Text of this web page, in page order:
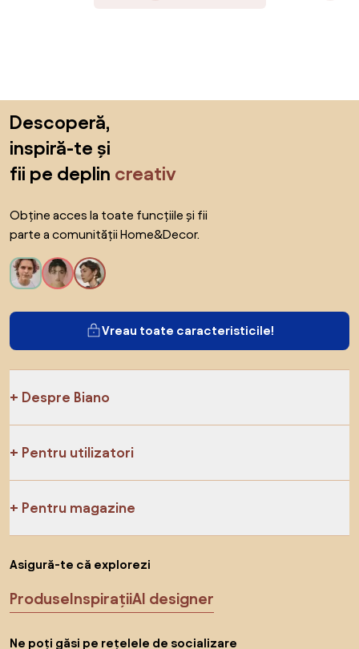
Descoperă,
inspiră-te și
fii pe deplin creativ
Obține acces la toate funcțiile și fii
parte a comunității Home&Decor.
Vreau toate caracteristicile!
Despre Biano
Pentru utilizatori
Pentru magazine
Asigură-te că explorezi
ProduseInspirațiiAI designer
Ne poți găsi pe rețelele de socializare